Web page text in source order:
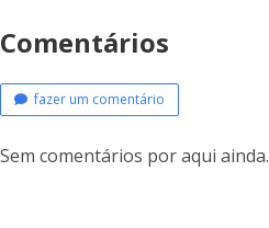
Comentários
fazer um comentário
Sem comentários por aqui ainda.